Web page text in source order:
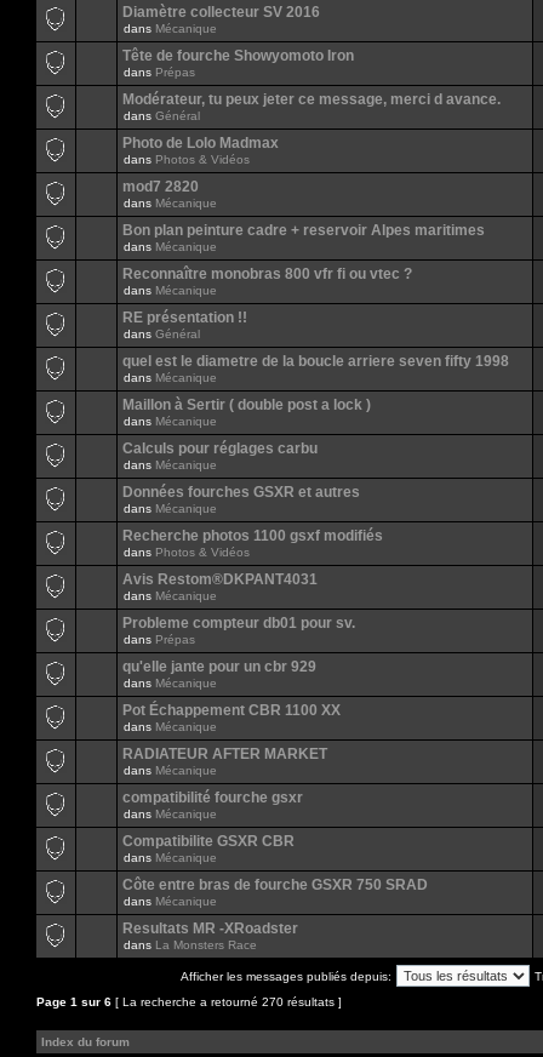
Diamètre collecteur SV 2016
dans Mécanique
Tête de fourche Showyomoto Iron
dans Prépas
Modérateur, tu peux jeter ce message, merci d avance.
dans Général
Photo de Lolo Madmax
dans Photos & Vidéos
mod7 2820
dans Mécanique
Bon plan peinture cadre + reservoir Alpes maritimes
dans Mécanique
Reconnaître monobras 800 vfr fi ou vtec ?
dans Mécanique
RE présentation !!
dans Général
quel est le diametre de la boucle arriere seven fifty 1998
dans Mécanique
Maillon à Sertir ( double post a lock )
dans Mécanique
Calculs pour réglages carbu
dans Mécanique
Données fourches GSXR et autres
dans Mécanique
Recherche photos 1100 gsxf modifiés
dans Photos & Vidéos
Avis Restom®DKPANT4031
dans Mécanique
Probleme compteur db01 pour sv.
dans Prépas
qu'elle jante pour un cbr 929
dans Mécanique
Pot Échappement CBR 1100 XX
dans Mécanique
RADIATEUR AFTER MARKET
dans Mécanique
compatibilité fourche gsxr
dans Mécanique
Compatibilite GSXR CBR
dans Mécanique
Côte entre bras de fourche GSXR 750 SRAD
dans Mécanique
Resultats MR -XRoadster
dans La Monsters Race
Afficher les messages publiés depuis:
Page 1 sur 6 [ La recherche a retourné 270 résultats ]
Index du forum